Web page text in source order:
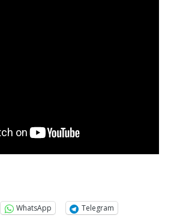
WhatsApp
Telegram